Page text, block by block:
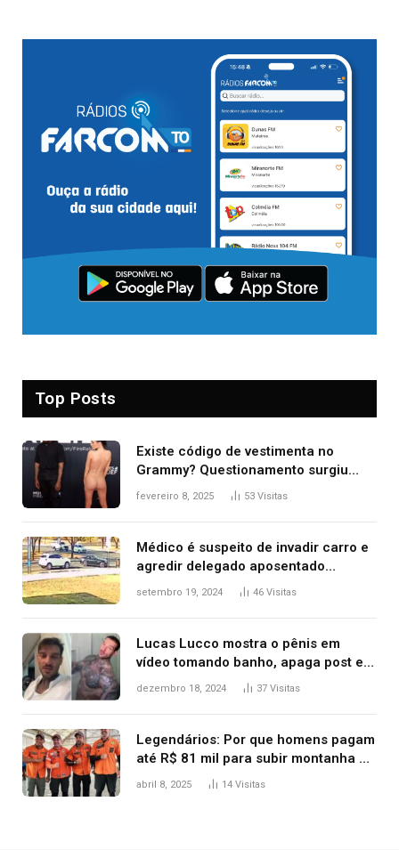
Top Posts
Existe código de vestimenta no
Grammy? Questionamento surgiu
após Bianca Censori, mulher de
fevereiro 8, 2025 53 Visitas
Médico é suspeito de invadir carro e
agredir delegado aposentado
durante confusão no trânsito
setembro 19, 2024 46 Visitas
Lucas Lucco mostra o pênis em
vídeo tomando banho, apaga post e
diz ‘foi mal’
dezembro 18, 2024 37 Visitas
Legendários: Por que homens pagam
até R$ 81 mil para subir montanha e
melhorar casamento?
abril 8, 2025 14 Visitas